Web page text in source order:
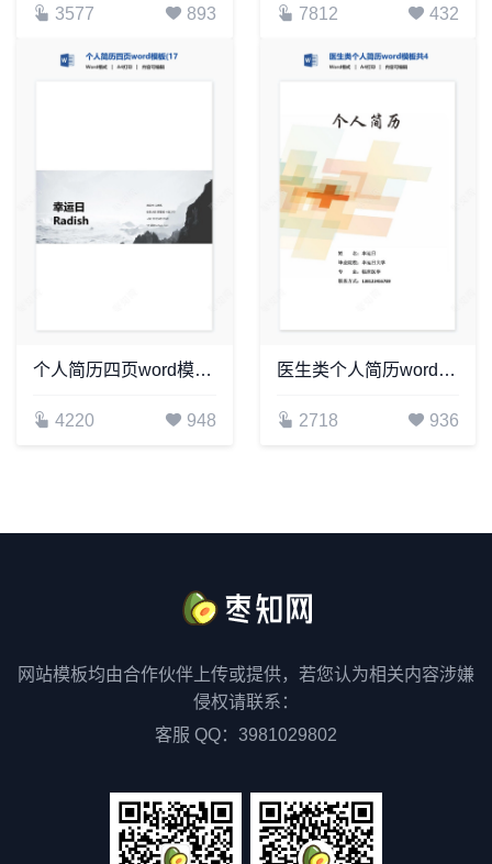
3577 893 7812 432
个人简历四页word模板(17)
4220 948
医生类个人简历word模板共4页(6)
2718 936
网站模板均由合作伙伴上传或提供，若您认为相关内容涉嫌
侵权请联系：
客服 QQ：3981029802